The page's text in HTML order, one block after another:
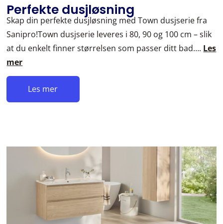
Perfekte dusjløsning
Skap din perfekte dusjløsning med Town dusjserie fra
Sanipro!Town dusjserie leveres i 80, 90 og 100 cm – slik
at du enkelt finner størrelsen som passer ditt bad…. Les
mer
Les mer